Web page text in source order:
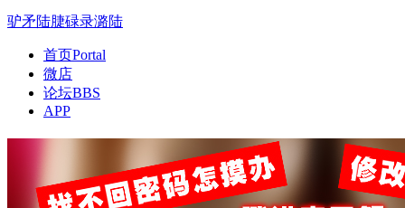
驴矛陆脻碌录潞陆
首页Portal
微店
论坛BBS
APP